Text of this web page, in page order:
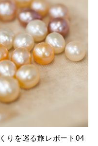
りを巡る旅レポート04